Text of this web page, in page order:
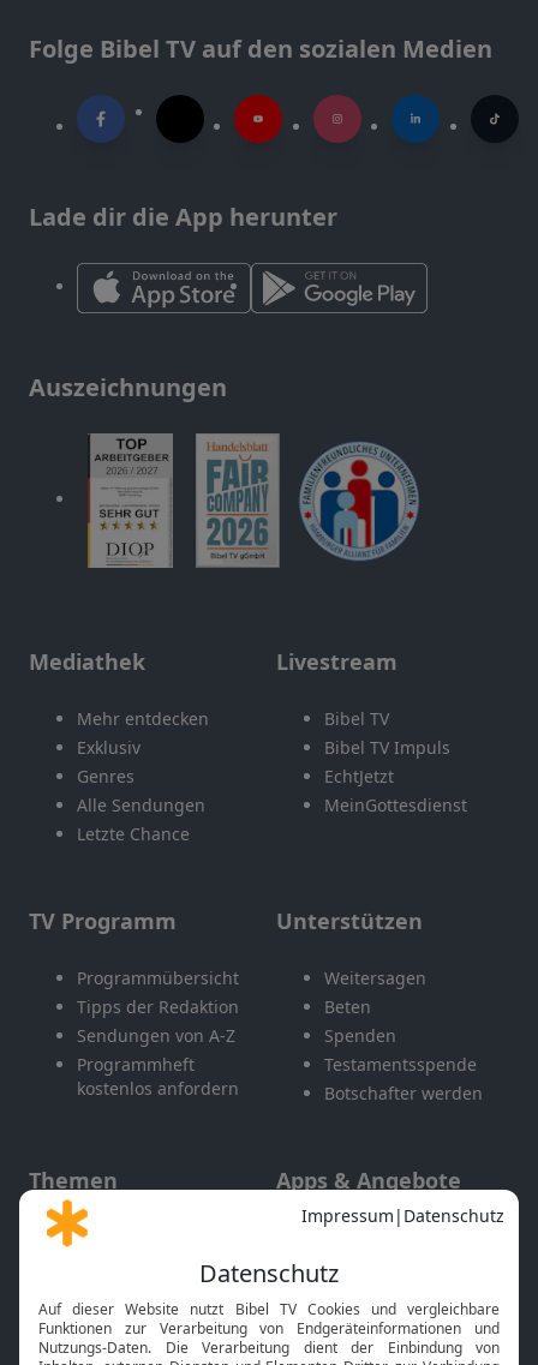
Folge Bibel TV auf den sozialen Medien
Lade dir die App herunter
Auszeichnungen
Mediathek
Mehr entdecken
Exklusiv
Genres
Alle Sendungen
Letzte Chance
Livestream
Bibel TV
Bibel TV Impuls
EchtJetzt
MeinGottesdienst
TV Programm
Programmübersicht
Tipps der Redaktion
Sendungen von A-Z
Programmheft
kostenlos anfordern
Unterstützen
Weitersagen
Beten
Spenden
Testamentsspende
Botschafter werden
Themen
Gott und Bibel erklärt
Neuigkeiten
Apps & Angebote
Mobile App
Smart TV
HbbTV